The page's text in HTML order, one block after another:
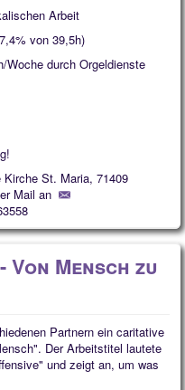
Arbeit
von 39,5h)
durch Orgeldienste
Kirche St. Maria, 71409
Mail an
Mensch zu
Partnern ein caritative
Der Arbeitstitel lautete
und zeigt an, um was